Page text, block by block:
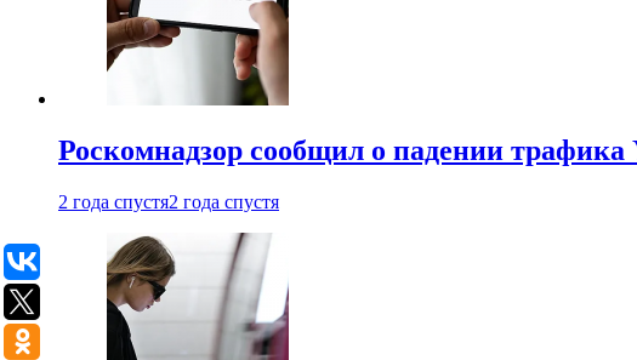
Роскомнадзор сообщил о падении трафика
2 года спустя2 года спустя